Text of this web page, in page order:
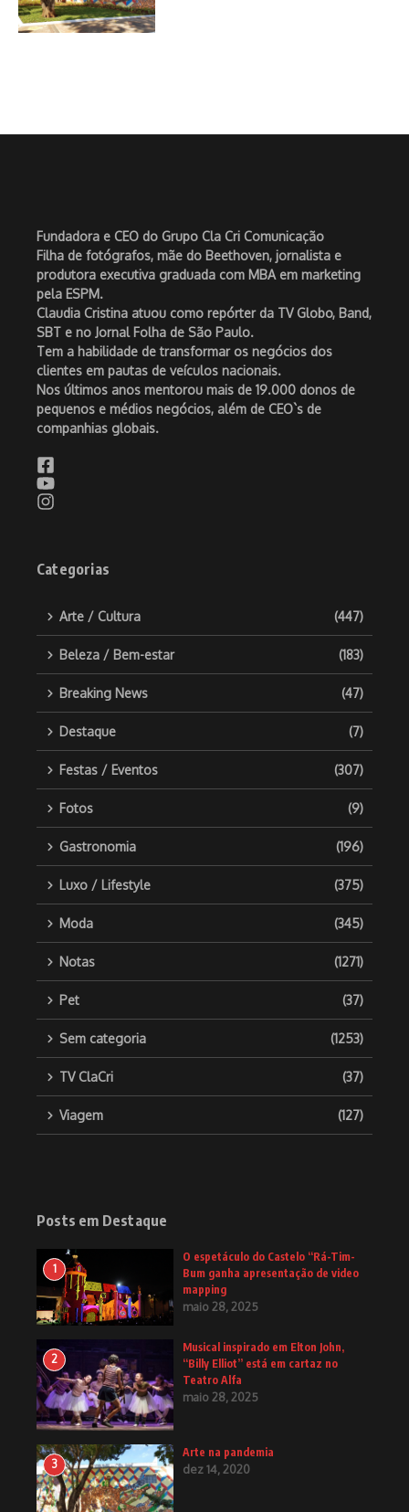
Fundadora e CEO do Grupo Cla Cri Comunicação
Filha de fotógrafos, mãe do Beethoven, jornalista e
produtora executiva graduada com MBA em marketing
pela ESPM.
Claudia Cristina atuou como repórter da TV Globo, Band,
SBT e no Jornal Folha de São Paulo.
Tem a habilidade de transformar os negócios dos
clientes em pautas de veículos nacionais.
Nos últimos anos mentorou mais de 19.000 donos de
pequenos e médios negócios, além de CEO`s de
companhias globais.
Categorias
Arte / Cultura (447)
Beleza / Bem-estar (183)
Breaking News (47)
Destaque (7)
Festas / Eventos (307)
Fotos (9)
Gastronomia (196)
Luxo / Lifestyle (375)
Moda (345)
Notas (1271)
Pet (37)
Sem categoria (1253)
TV ClaCri (37)
Viagem (127)
Posts em Destaque
1
O espetáculo do Castelo “Rá-Tim-
Bum ganha apresentação de video
mapping
maio 28, 2025
2
Musical inspirado em Elton John,
“Billy Elliot” está em cartaz no
Teatro Alfa
maio 28, 2025
3
Arte na pandemia
dez 14, 2020